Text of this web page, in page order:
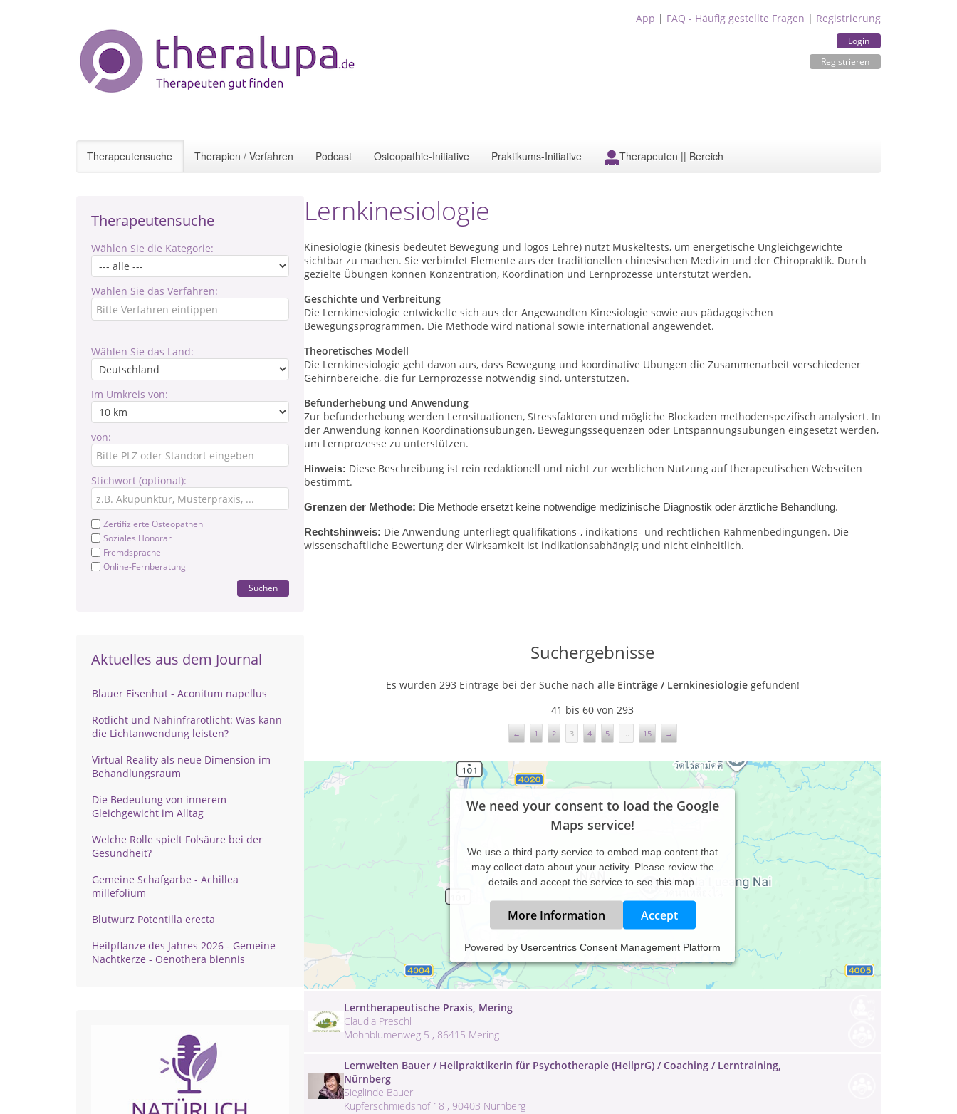
App | FAQ - Häufig gestellte Fragen | Registrierung
Login
Registrieren
Therapeutensuche Therapien / Verfahren Podcast Osteopathie-Initiative Praktikums-Initiative Therapeuten || Bereich
Therapeutensuche
Wählen Sie die Kategorie:
Wählen Sie das Verfahren:
Wählen Sie das Land:
Im Umkreis von:
von:
Stichwort (optional):
Zertifizierte Osteopathen
Soziales Honorar
Fremdsprache
Online-Fernberatung
Suchen
Aktuelles aus dem Journal
Blauer Eisenhut - Aconitum napellus
Rotlicht und Nahinfrarotlicht: Was kann
die Lichtanwendung leisten?
Virtual Reality als neue Dimension im
Behandlungsraum
Die Bedeutung von innerem
Gleichgewicht im Alltag
Welche Rolle spielt Folsäure bei der
Gesundheit?
Gemeine Schafgarbe - Achillea
millefolium
Blutwurz Potentilla erecta
Heilpflanze des Jahres 2026 - Gemeine
Nachtkerze - Oenothera biennis
Lernkinesiologie
Kinesiologie (kinesis bedeutet Bewegung und logos Lehre) nutzt Muskeltests, um energetische Ungleichgewichte
sichtbar zu machen. Sie verbindet Elemente aus der traditionellen chinesischen Medizin und der Chiropraktik. Durch
gezielte Übungen können Konzentration, Koordination und Lernprozesse unterstützt werden.
Geschichte und Verbreitung
Die Lernkinesiologie entwickelte sich aus der Angewandten Kinesiologie sowie aus pädagogischen
Bewegungsprogrammen. Die Methode wird national sowie international angewendet.
Theoretisches Modell
Die Lernkinesiologie geht davon aus, dass Bewegung und koordinative Übungen die Zusammenarbeit verschiedener
Gehirnbereiche, die für Lernprozesse notwendig sind, unterstützen.
Befunderhebung und Anwendung
Zur befunderhebung werden Lernsituationen, Stressfaktoren und mögliche Blockaden methodenspezifisch analysiert. In
der Anwendung können Koordinationsübungen, Bewegungssequenzen oder Entspannungsübungen eingesetzt werden,
um Lernprozesse zu unterstützen.
Hinweis: Diese Beschreibung ist rein redaktionell und nicht zur werblichen Nutzung auf therapeutischen Webseiten
bestimmt.
Grenzen der Methode: Die Methode ersetzt keine notwendige medizinische Diagnostik oder ärztliche Behandlung.
Rechtshinweis: Die Anwendung unterliegt qualifikations-, indikations- und rechtlichen Rahmenbedingungen. Die
wissenschaftliche Bewertung der Wirksamkeit ist indikationsabhängig und nicht einheitlich.
Suchergebnisse
Es wurden 293 Einträge bei der Suche nach alle Einträge / Lernkinesiologiegefunden!
41 bis 60 von 293
← 1 2 3 4 5 ... 15 →
We need your consent to load the Google
Maps service!
We use a third party service to embed map content that
may collect data about your activity. Please review the
details and accept the service to see this map.
More Information Accept
Powered by Usercentrics Consent Management Platform
Kinesiologische Beratung Ilona Bring Wunstorf
Ilona Bring
Lange Straße 48 , 31515 Wunstorf
Lerntherapeutische Praxis, Mering
Claudia Preschl
Mohnblumenweg 5 , 86415 Mering
Lernwelten Bauer / Heilpraktikerin für Psychotherapie (HeilprG) / Coaching / Lerntraining,
Nürnberg
Sieglinde Bauer
Kupferschmiedshof 18 , 90403 Nürnberg